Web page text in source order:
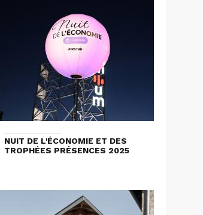
NUIT DE L'ÉCONOMIE ET DES
TROPHÉES PRÉSENCES 2025